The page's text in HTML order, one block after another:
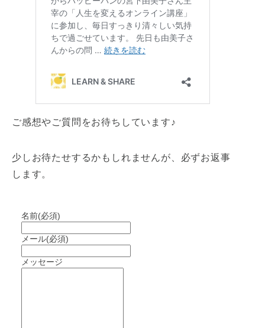
ご感想やご質問をお待ちしています♪
少しお待たせするかもしれませんが、必ずお返事
します。
名前(必須)
メール(必須)
メッセージ